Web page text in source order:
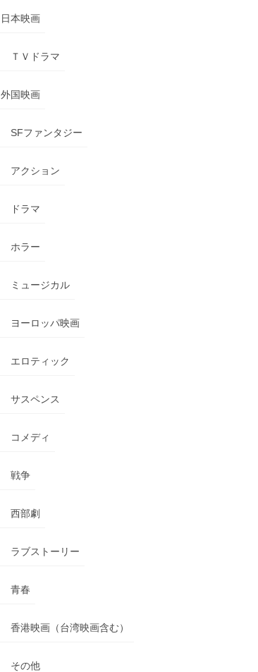
日本映画
ＴＶドラマ
外国映画
SFファンタジー
アクション
ドラマ
ホラー
ミュージカル
ヨーロッパ映画
エロティック
サスペンス
コメディ
戦争
西部劇
ラブストーリー
青春
香港映画（台湾映画含む）
その他